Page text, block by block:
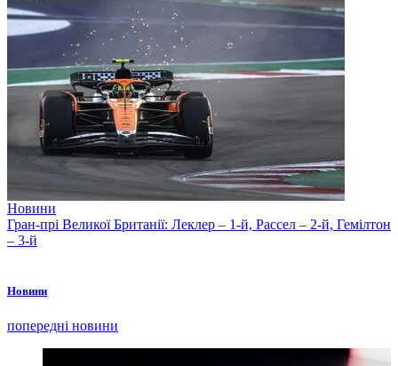
Новини
Гран-прі Великої Британії: Леклер – 1-й, Рассел – 2-й, Гемілтон
– 3-й
Новини
попередні новини